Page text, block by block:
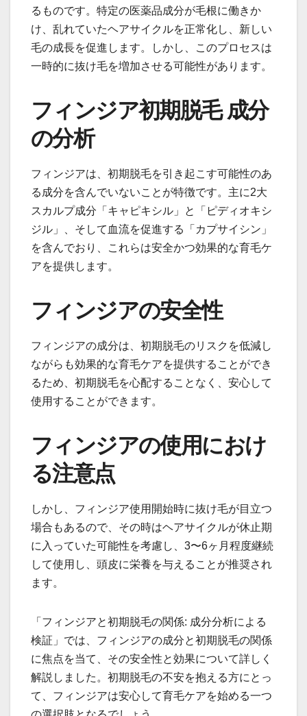
るものです。特定の医薬品成分が毛根に働きか
け、乱れていたヘアサイクルを正常化し、新しい
毛の成長を促進します。しかし、このプロセスは
一時的に抜け毛を増加させる可能性があります。
フィンジア初期脱毛 成分
の分析
フィンジアは、初期脱毛を引き起こす可能性のあ
る成分を含んでいないことが特徴です。主に2大
スカルプ成分「キャピキシル」と「ピディオキシ
ジル」、そして血流を促進する「カプサイシン」
を含んでおり、これらは安全かつ効果的な育毛ケ
アを提供します。
フィンジアの安全性
フィンジアの成分は、初期脱毛のリスクを低減し
ながらも効果的な育毛ケアを提供することができ
るため、初期脱毛を心配することなく、安心して
使用することができます。
フィンジアの使用におけ
る注意点
しかし、フィンジア使用開始時に抜け毛が目立つ
場合もあるので、その時はヘアサイクルが休止期
に入っていた可能性を考慮し、3〜6ヶ月程度継続
して使用し、頭皮に栄養を与えることが推奨され
ます。
「フィンジアと初期脱毛の関係: 成分分析による
検証」では、フィンジアの成分と初期脱毛の関係
に焦点を当て、その安全性と効果について詳しく
解説しました。初期脱毛の不安を抱える方にとっ
て、フィンジアは安心して育毛ケアを始める一つ